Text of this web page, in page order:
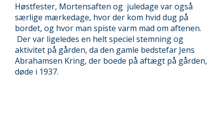
Høstfester, Mortensaften og juledage var også
særlige mærkedage, hvor der kom hvid dug på
bordet, og hvor man spiste varm mad om aftenen.
Der var ligeledes en helt speciel stemning og
aktivitet på gården, da den gamle bedstefar Jens
Abrahamsen Kring, der boede på aftægt på gården,
døde i 1937.